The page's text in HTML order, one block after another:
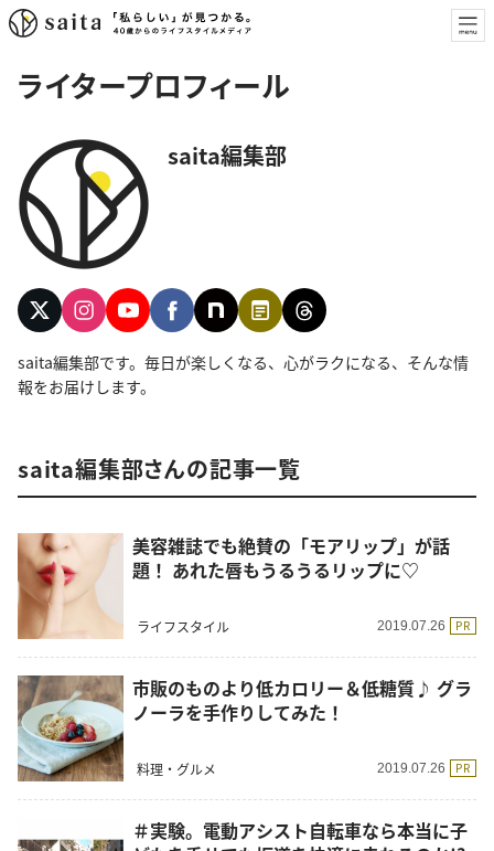
ライタープロフィール
saita編集部
saita編集部です。毎日が楽しくなる、心がラクになる、そんな情
報をお届けします。
saita編集部さんの記事一覧
美容雑誌でも絶賛の「モアリップ」が話
題！ あれた唇もうるうるリップに♡
ライフスタイル 2019.07.26 PR
市販のものより低カロリー＆低糖質♪ グラ
ノーラを手作りしてみた！
料理・グルメ 2019.07.26 PR
＃実験。電動アシスト自転車なら本当に子